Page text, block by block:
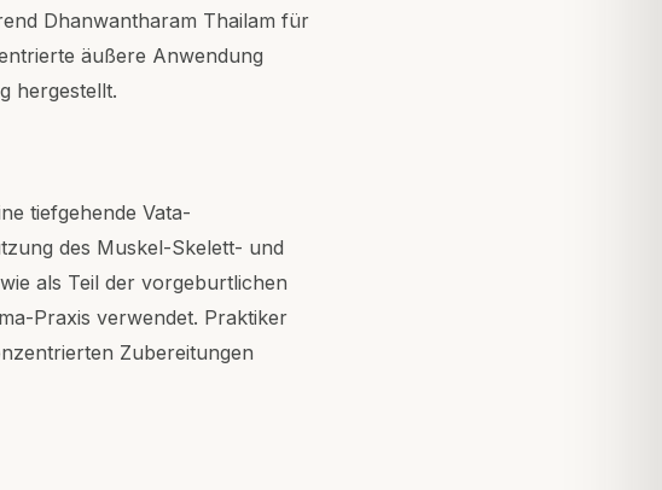
Dhanwantharam Thailam für
äußere Anwendung
hergestellt.
tiefgehende Vata-
des Muskel-Skelett- und
als Teil der vorgeburtlichen
Praxis verwendet. Praktiker
Zubereitungen